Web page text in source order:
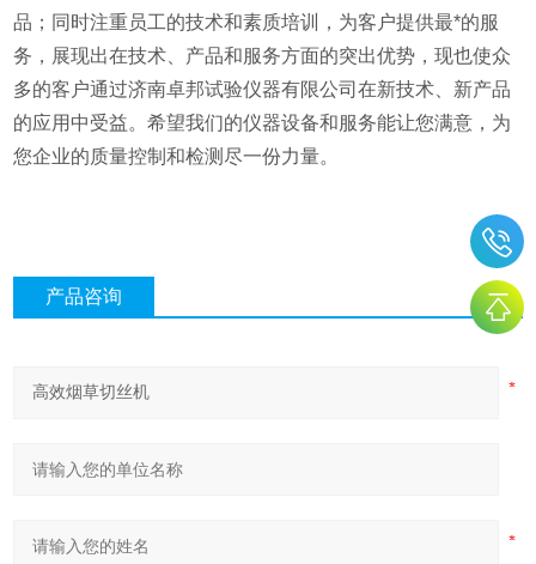
品；同时注重员工的技术和素质培训，为客户提供最*的服
务，展现出在技术、产品和服务方面的突出优势，现也使众
多的客户通过济南卓邦试验仪器有限公司在新技术、新产品
的应用中受益。希望我们的仪器设备和服务能让您满意，为
您企业的质量控制和检测尽一份力量。
产品咨询